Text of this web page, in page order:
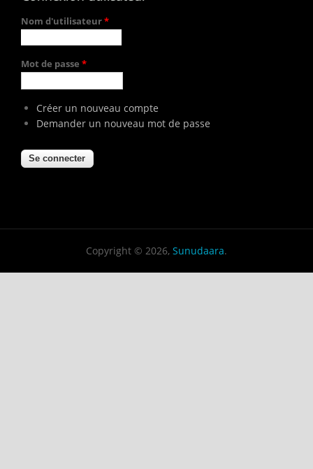
Nom d'utilisateur*
Mot de passe *
Créer un nouveau compte
Demander un nouveau mot de passe
Copyright © 2026, Sunudaara.